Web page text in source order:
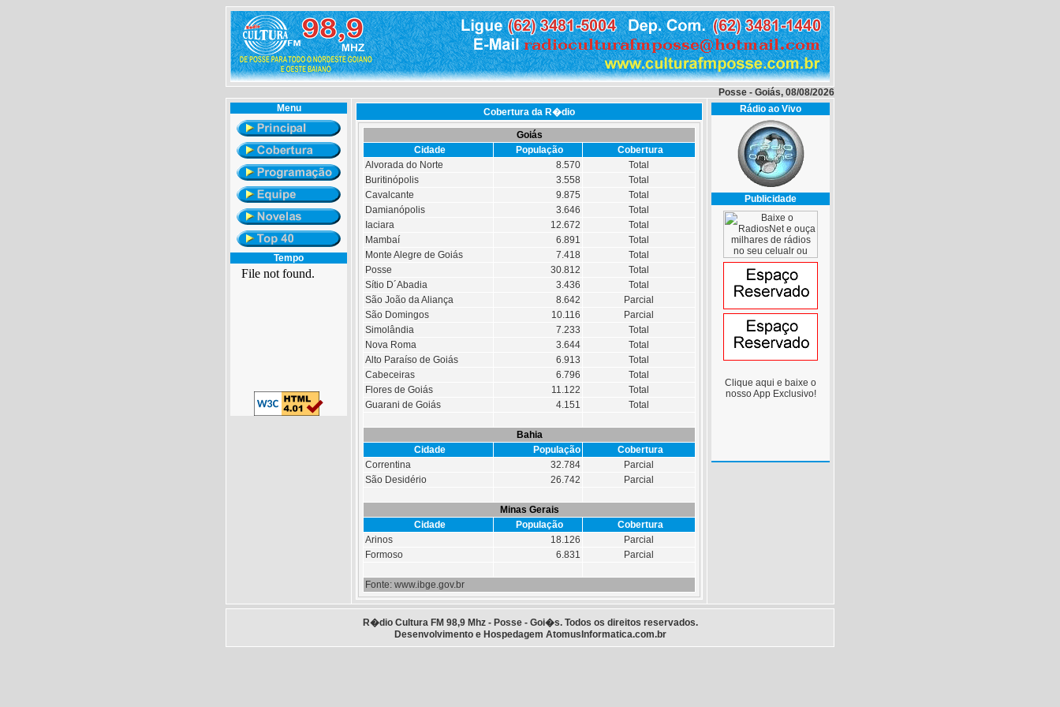
Posse - Goiás, 08/08/2026
Menu
Tempo
Cobertura da R�dio
Goiás
Cidade
População
Cobertura
Alvorada do Norte
8.570
Total
Buritinópolis
3.558
Total
Cavalcante
9.875
Total
Damianópolis
3.646
Total
Iaciara
12.672
Total
Mambaí
6.891
Total
Monte Alegre de Goiás
7.418
Total
Posse
30.812
Total
Sítio D´Abadia
3.436
Total
São João da Aliança
8.642
Parcial
São Domingos
10.116
Parcial
Simolândia
7.233
Total
Nova Roma
3.644
Total
Alto Paraíso de Goiás
6.913
Total
Cabeceiras
6.796
Total
Flores de Goiás
11.122
Total
Guarani de Goiás
4.151 Total
Bahia
Cidade
População
Cobertura
Correntina
32.784
Parcial
São Desidério
26.742 Parcial
Minas Gerais
Cidade
População
Cobertura
Arinos
18.126
Parcial
Formoso
6.831 Parcial
Fonte: www.ibge.gov.br
Rádio ao Vivo
Publicidade
Clique aqui e baixe o
nosso App Exclusivo!
R�dio Cultura FM 98,9 Mhz - Posse - Goi�s. Todos os direitos reservados.
Desenvolvimento e Hospedagem AtomusInformatica.com.br